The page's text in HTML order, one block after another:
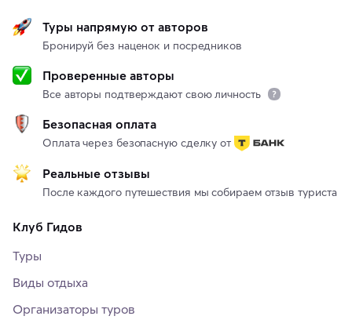
Туры напрямую от авторов
Бронируй без наценок и посредников
Проверенные авторы
Все авторы подтверждают свою личность
Безопасная оплата
Оплата через безопасную сделку от
Реальные отзывы
После каждого путешествия мы собираем отзыв туриста
Клуб Гидов
Туры
Виды отдыха
Организаторы туров